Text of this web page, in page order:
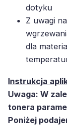
dotyku
Z uwagi
dla
Instrukcja
Uwaga: W
tonera
Poniżej